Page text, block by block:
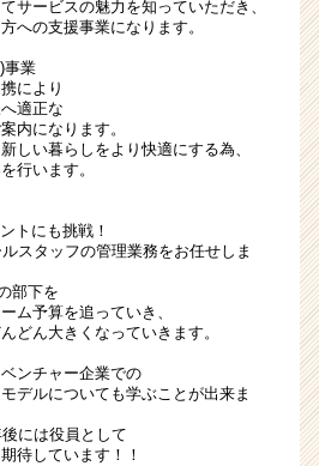
サービスの魅力を知っていただき、
への支援事業になります。
事業
により
適正な
内になります。
しい暮らしをより快適にする為、
行います。
トにも挑戦！
スタッフの管理業務をお任せしま
部下を
ム予算を追っていき、
どん大きくなっていきます。
ンチャー企業での
デルについても学ぶことが出来ま
には役員として
待しています！！